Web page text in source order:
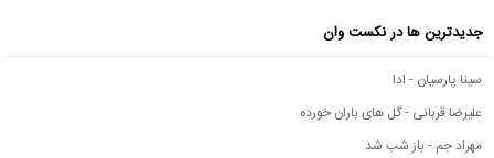
جدیدترین ها در نکست وان
سینا پارسیان - ادا
علیرضا قربانی - گل های باران خورده
مهراد جم - باز شب شد